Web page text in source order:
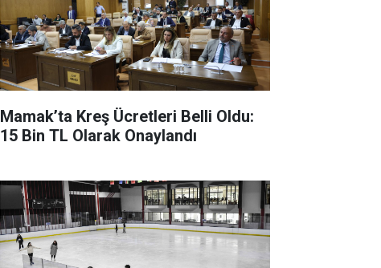
Mamak’ta Kreş Ücretleri Belli Oldu:
15 Bin TL Olarak Onaylandı